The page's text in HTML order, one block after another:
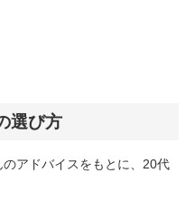
選び方
アドバイスをもとに、20代